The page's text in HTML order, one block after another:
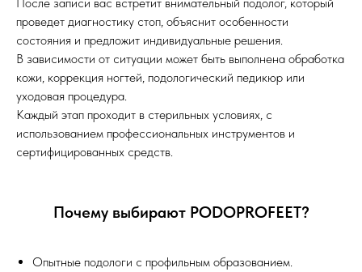
проведет диагностику стоп, объяснит особенности
состояния и предложит индивидуальные решения.
В зависимости от ситуации может быть выполнена обработка
кожи, коррекция ногтей, подологический педикюр или
уходовая процедура.
Каждый этап проходит в стерильных условиях, с
использованием профессиональных инструментов и
сертифицированных средств.
Почему выбирают PODOPROFEET?
Опытные подологи с профильным образованием.